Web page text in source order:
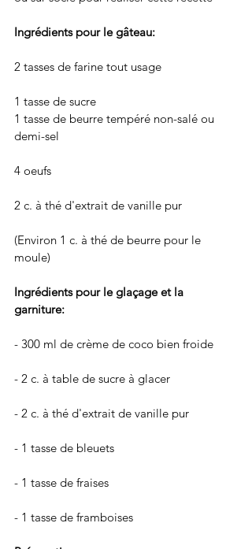
Ingrédients pour le gâteau:
2 tasses de farine tout usage
1 tasse de sucre
1 tasse de beurre tempéré non-salé ou
demi-sel
4 oeufs
2 c. à thé d'extrait de vanille pur
(Environ 1 c. à thé de beurre pour le
moule)
Ingrédients pour le glaçage et la
garniture:
- 300 ml de crème de coco bien froide
- 2 c. à table de sucre à glacer
- 2 c. à thé d'extrait de vanille pur
- 1 tasse de bleuets
- 1 tasse de fraises
- 1 tasse de framboises